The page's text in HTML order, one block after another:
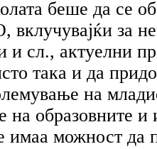
беше да се
за
и сл., актуелни
така и да
на
на образовните и
имаа можност да